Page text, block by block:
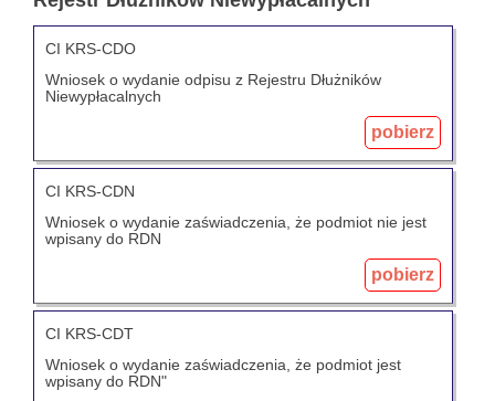
CI KRS-CDO
Wniosek o wydanie odpisu z Rejestru Dłużników
Niewypłacalnych
pobierz
CI KRS-CDN
Wniosek o wydanie zaświadczenia, że podmiot nie jest
wpisany do RDN
pobierz
CI KRS-CDT
Wniosek o wydanie zaświadczenia, że podmiot jest
wpisany do RDN"